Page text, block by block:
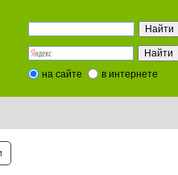
на сайте в интернете